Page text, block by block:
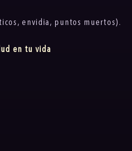
envidia, puntos muertos).
en tu vida